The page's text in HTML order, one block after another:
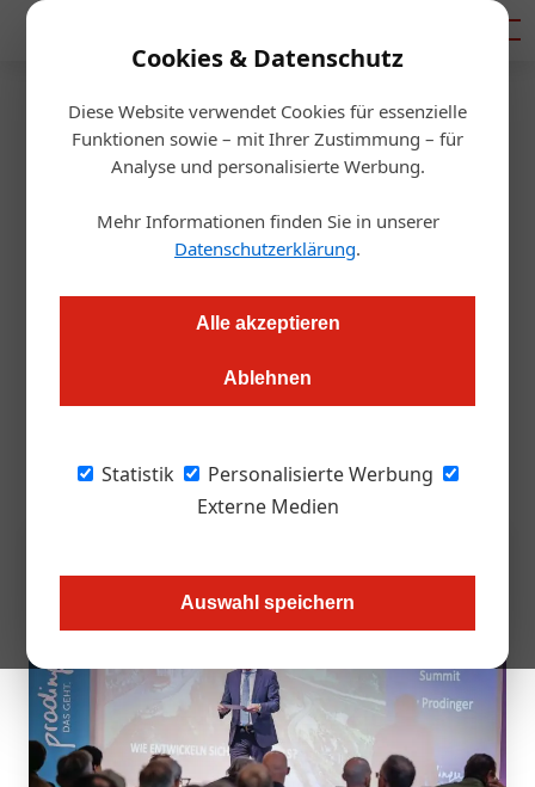
Cookies & Datenschutz
Diese Website verwendet Cookies für essenzielle
Funktionen sowie – mit Ihrer Zustimmung – für
Analyse und personalisierte Werbung.
Mehr Informationen finden Sie in unserer
Datenschutzerklärung.
Alle akzeptieren
Ablehnen
Statistik
Personalisierte Werbung
Externe Medien
Auswahl speichern
Startseite/Hotellerie
Wissen
Die Zukunft der Alpenhotellerie
im Fokus
Beim Alpine Hospitality Summit 2025 am 15. Mai in Kitzbühel
für die Zukunft rüsten können.